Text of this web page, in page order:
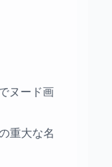
ヌード画
重大な名